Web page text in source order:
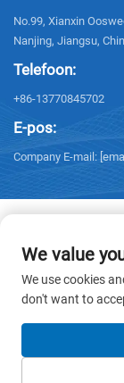
No.99, Xianxin
Nanjing, Jiangsu,
Telefoon:
+86-13770845702
E-pos:
Company E-mail:
Kopiereg © 2026
Privatheidbeleid
We value
We use cookies
don't want to